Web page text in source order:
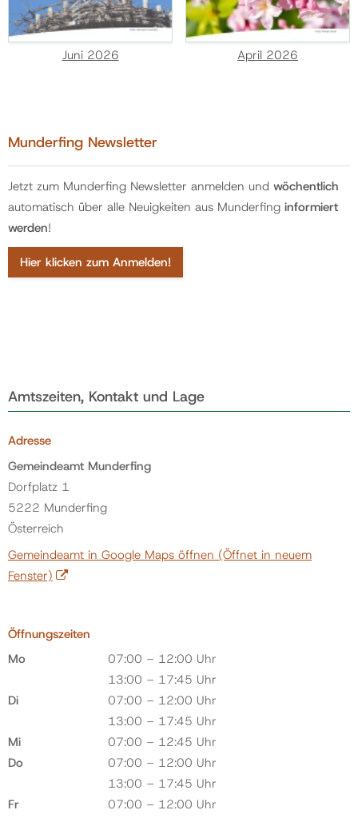
Juni 2026 April 2026
Munderfing Newsletter
Jetzt zum Munderfing Newsletter anmelden und wöchentlich
automatisch über alle Neuigkeiten aus Munderfing informiert
werden!
Hier klicken zum Anmelden!
Amtszeiten, Kontakt und Lage
Adresse
Gemeindeamt Munderfing
Dorfplatz 1
5222 Munderfing
Österreich
Gemeindeamt in Google Maps öffnen (Öffnet in neuem
Fenster)
Öffnungszeiten
Mo
07:00 – 12:00 Uhr
13:00 – 17:45 Uhr
Di
07:00 – 12:00 Uhr
13:00 – 17:45 Uhr
Mi
07:00 – 12:45 Uhr
Do
07:00 – 12:00 Uhr
13:00 – 17:45 Uhr
Fr
07:00 – 12:00 Uhr